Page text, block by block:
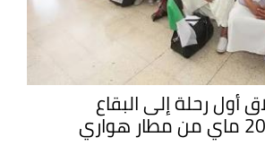
أول رحلة إلى البقاع
المقدسة يوم 20 ماي من مطار هواري